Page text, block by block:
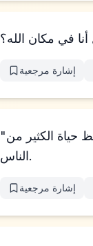
في مكان الله؟
إشارة مرجعية
"وأنتم، أنتم قصدتم لي شرًا، لكن الله قصد به خيرًا، ليعمل كما هو في هذا اليوم، ليحفظ حياة الكثير من
الناس.
إشارة مرجعية